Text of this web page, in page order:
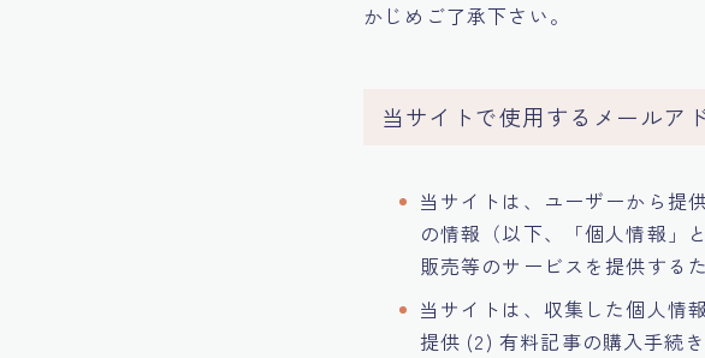
かじめご了承下さい。
当サイトで使用するメールア
当サイトは、ユーザーから提
の情報（以下、「個人情報」
販売等のサービスを提供する
当サイトは、収集した個人情
提供 (2) 有料記事の購入手続